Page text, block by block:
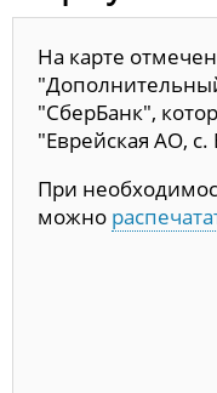
На карте
"СберБанк",
"Еврейская АО, с.
При
можно